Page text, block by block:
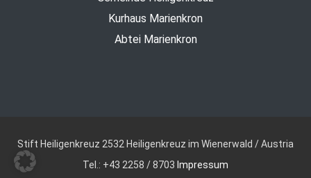
Kurhaus Marienkron
Abtei Marienkron
Stift Heiligenkreuz 2532 Heiligenkreuz im Wienerwald / Austria
Tel.: +43 2258 / 8703 Impressum